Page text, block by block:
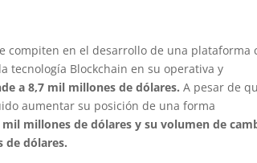
compiten en el desarrollo de una plataforma
tecnología Blockchain en su operativa y
a 8,7 mil millones de dólares. A pesar de
aumentar su posición de una forma
mil millones de dólares y su volumen de
de dólares.